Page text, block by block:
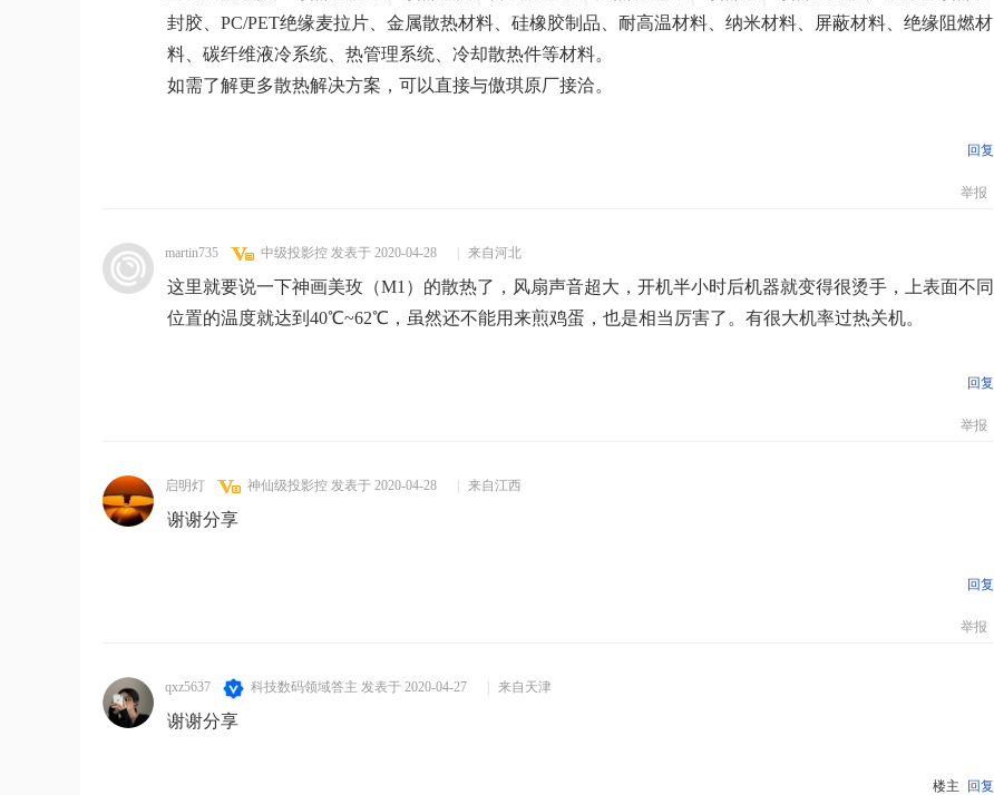
封胶、PC/PET绝缘麦拉片、金属散热材料、硅橡胶制品、耐高温材料、纳米材料、屏蔽材料、绝缘阻燃材
料、碳纤维液冷系统、热管理系统、冷却散热件等材料。
如需了解更多散热解决方案，可以直接与傲琪原厂接洽。
回复
举报
martin735 中级投影控 发表于 2020-04-28 来自河北
这里就要说一下神画美玫（M1）的散热了，风扇声音超大，开机半小时后机器就变得很烫手，上表面不同
位置的温度就达到40℃~62℃，虽然还不能用来煎鸡蛋，也是相当厉害了。有很大机率过热关机。
回复
举报
启明灯 神仙级投影控 发表于 2020-04-28 来自江西
谢谢分享
回复
举报
qxz5637 科技数码领域答主 发表于 2020-04-27 来自天津
谢谢分享
楼主 回复